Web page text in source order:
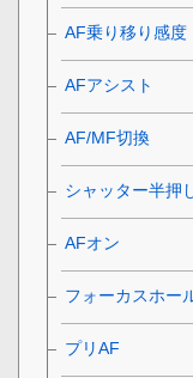
AF乗り移り感度
AFアシスト
AF/MF切換
シャッター半押
AFオン
フォーカスホー
プリAF